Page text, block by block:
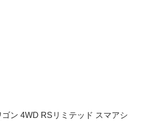
ン 4WD RSリミテッド スマアシ